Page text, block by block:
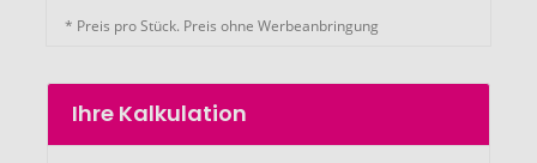
* Preis pro Stück. Preis ohne Werbeanbringung
Ihre Kalkulation